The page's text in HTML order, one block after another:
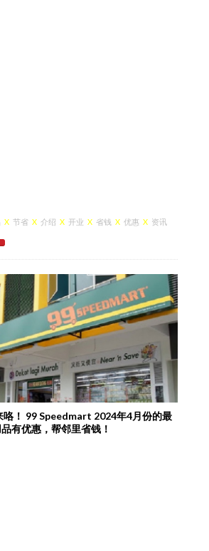
X 节省 X 介绍 X 开业 X 省钱 X 优惠 X 资讯
咯！ 99 Speedmart 2024年4月份的最
有优惠，帮邻里省钱！